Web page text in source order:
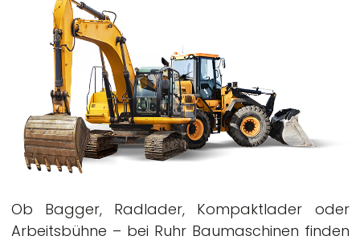
Ob Bagger, Radlader, Kompaktlader oder
Arbeitsbühne – bei Ruhr Baumaschinen finden